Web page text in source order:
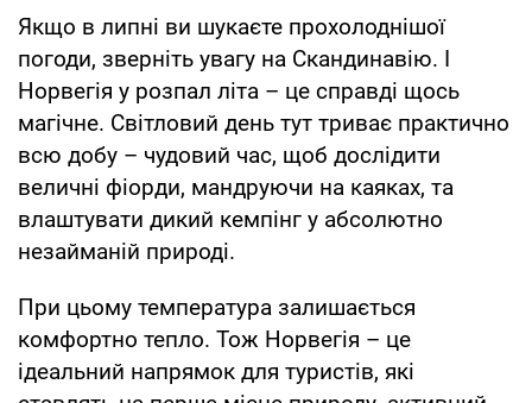
Якщо в липні ви шукаєте прохолоднішої
погоди, зверніть увагу на Скандинавію. І
Норвегія у розпал літа – це справді щось
магічне. Світловий день тут триває практично
всю добу – чудовий час, щоб дослідити
величні фіорди, мандруючи на каяках, та
влаштувати дикий кемпінг у абсолютно
незайманій природі.
При цьому температура залишається
комфортно тепло. Тож Норвегія – це
ідеальний напрямок для туристів, які